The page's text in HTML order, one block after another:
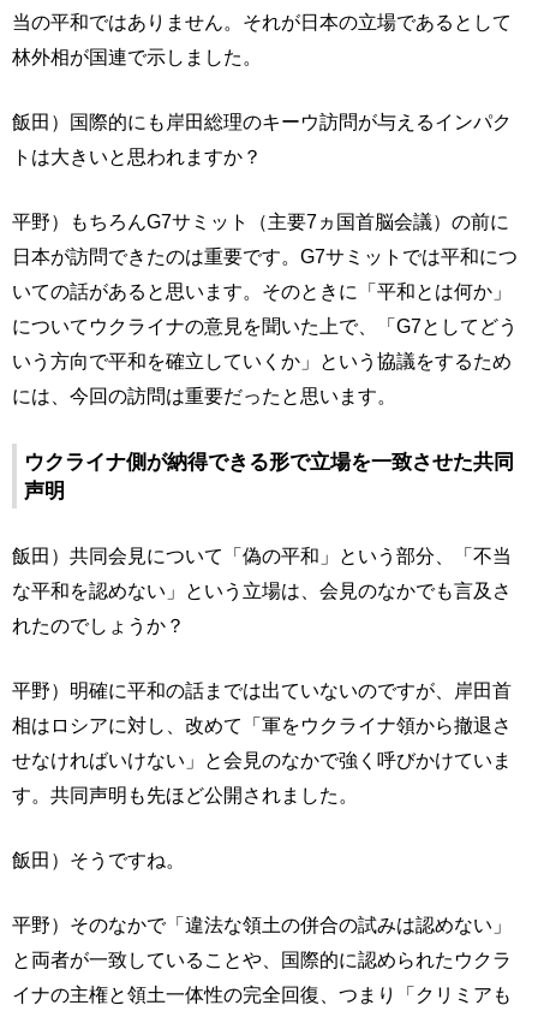
当の平和ではありません。それが日本の立場であるとして
林外相が国連で示しました。
飯田）国際的にも岸田総理のキーウ訪問が与えるインパク
トは大きいと思われますか？
平野）もちろんG7サミット（主要7ヵ国首脳会議）の前に
日本が訪問できたのは重要です。G7サミットでは平和につ
いての話があると思います。そのときに「平和とは何か」
についてウクライナの意見を聞いた上で、「G7としてどう
いう方向で平和を確立していくか」という協議をするため
には、今回の訪問は重要だったと思います。
ウクライナ側が納得できる形で立場を一致させた共同
声明
飯田）共同会見について「偽の平和」という部分、「不当
な平和を認めない」という立場は、会見のなかでも言及さ
れたのでしょうか？
平野）明確に平和の話までは出ていないのですが、岸田首
相はロシアに対し、改めて「軍をウクライナ領から撤退さ
せなければいけない」と会見のなかで強く呼びかけていま
す。共同声明も先ほど公開されました。
飯田）そうですね。
平野）そのなかで「違法な領土の併合の試みは認めない」
と両者が一致していることや、国際的に認められたウクラ
イナの主権と領土一体性の完全回復、つまり「クリミアも